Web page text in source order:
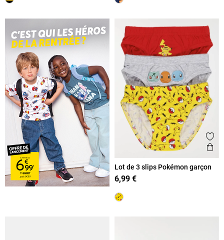
Lot de 3 slips Pokémon garçon
6,99 €